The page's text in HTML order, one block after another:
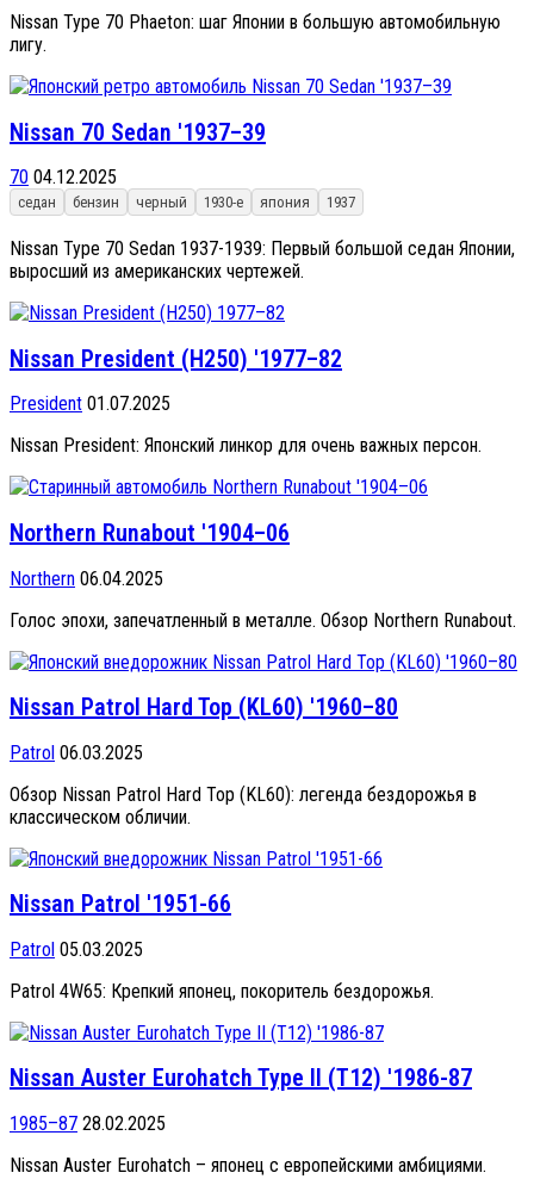
Nissan Type 70 Phaeton: шаг Японии в большую автомобильную
лигу.
Nissan 70 Sedan '1937–39
70 04.12.2025
седан бензин черный 1930-е япония 1937
Nissan Type 70 Sedan 1937-1939: Первый большой седан Японии,
выросший из американских чертежей.
Nissan President (H250) '1977–82
President 01.07.2025
Nissan President: Японский линкор для очень важных персон.
Northern Runabout '1904–06
Northern 06.04.2025
Голос эпохи, запечатленный в металле. Обзор Northern Runabout.
Nissan Patrol Hard Top (KL60) '1960–80
Patrol 06.03.2025
Обзор Nissan Patrol Hard Top (KL60): легенда бездорожья в
классическом обличии.
Nissan Patrol '1951-66
Patrol 05.03.2025
Patrol 4W65: Крепкий японец, покоритель бездорожья.
Nissan Auster Eurohatch Type II (T12) '1986-87
1985–87 28.02.2025
Nissan Auster Eurohatch – японец с европейскими амбициями.